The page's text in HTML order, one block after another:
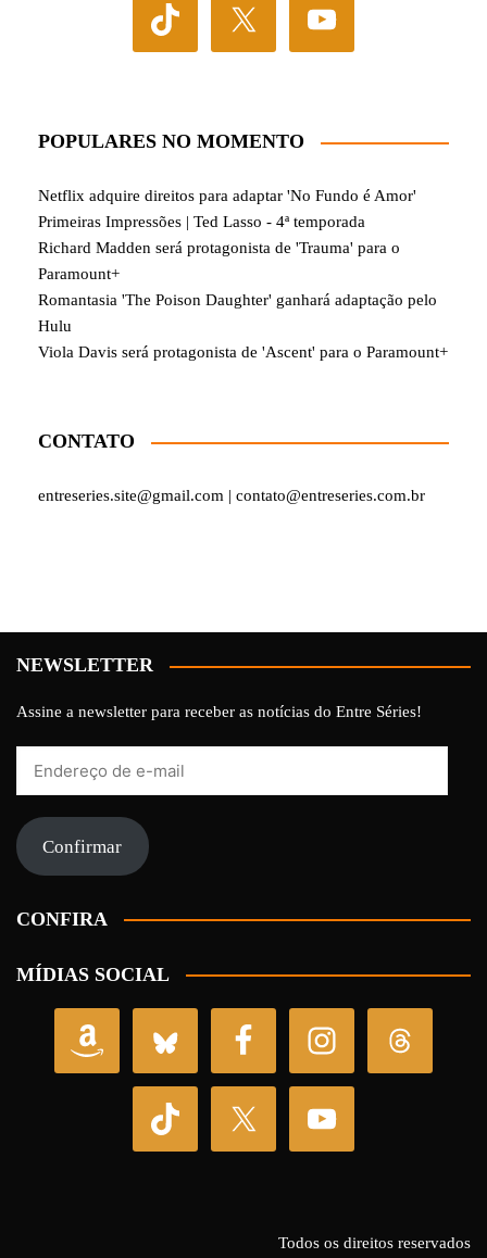
POPULARES NO MOMENTO
Netflix adquire direitos para adaptar 'No Fundo é Amor'
Primeiras Impressões | Ted Lasso - 4ª temporada
Richard Madden será protagonista de 'Trauma' para o
Paramount+
Romantasia 'The Poison Daughter' ganhará adaptação pelo
Hulu
Viola Davis será protagonista de 'Ascent' para o Paramount+
CONTATO
entreseries.site@gmail.com | contato@entreseries.com.br
NEWSLETTER
Assine a newsletter para receber as notícias do Entre Séries!
mail Confirmar
CONFIRA
MÍDIAS SOCIAL
Todos os direitos reservados